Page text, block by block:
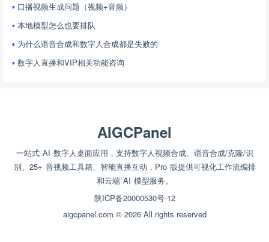
口播视频生成问题（视频+音频）
本地模型怎么也要排队
为什么语音合成和数字人合成都是失败的
数字人直播和VIP相关功能咨询
AIGCPanel
一站式 AI 数字人桌面应用，支持数字人视频合成、语音合成/克隆/识
别、25+ 音视频工具箱、智能直播互动，Pro 版提供可视化工作流编排
和云端 AI 模型服务。
陕ICP备20000530号-12
aigcpanel.com © 2026 All rights reserved